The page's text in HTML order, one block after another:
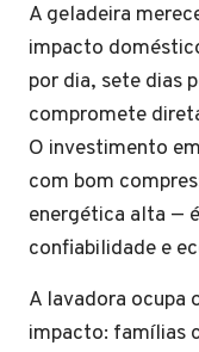
A geladeira
impacto
por dia, sete dias
compromete
O investimento
com bom
energética alta —
confiabilidade e
A lavadora ocupa
impacto: famílias